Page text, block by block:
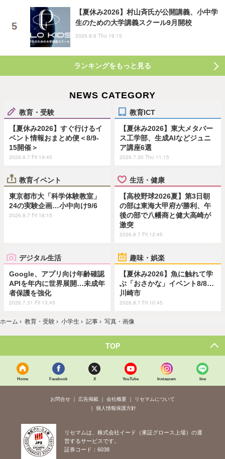
【夏休み2026】村山斉氏が公開講義、小中学
生のための大学講義スクール9月開校
2026.8.6 Thu 19:15
ランキングをもっと見る
NEWS CATEGORY
教育・受験
【夏休み2026】すぐ行けるイ
ベント情報おまとめ便＜8/9-
15開催＞
2026.8.7 Fri 19:45
教育ICT
【夏休み2026】東大メタバー
ス工学部、生成AIなどジュニ
ア講座6選
2026.7.30 Thu 11:15
教育イベント
東京都市大「科学体験教室」
24の実験企画…小中向け9/6
2026.8.7 Fri 18:15
生活・健康
【高校野球2026夏】第3日朝
の部は東海大甲府が勝利、午
後の部で八幡商と健大高崎が
激突
2026.8.7 Fri 12:45
デジタル生活
Google、アプリ向け年齢確認
APIを年内に世界展開…未成年
者保護を強化
2026.7.31 Fri 13:45
趣味・娯楽
【夏休み2026】魚に触れて学
ぶ「おさかな」イベント8/8…
川崎市
2026.8.7 Fri 10:45
ホーム › 教育・受験 › 小学生 › 記事 › 写真・画像
TOP
Home Facebook X YouTube Instagram line
お問合せ 広告掲載 会社概要
リセマムについて
個人情報保護方針
リセマムは、株式会社イード（東証グロース上場）の運
営するサービスです。
証券コード：6038